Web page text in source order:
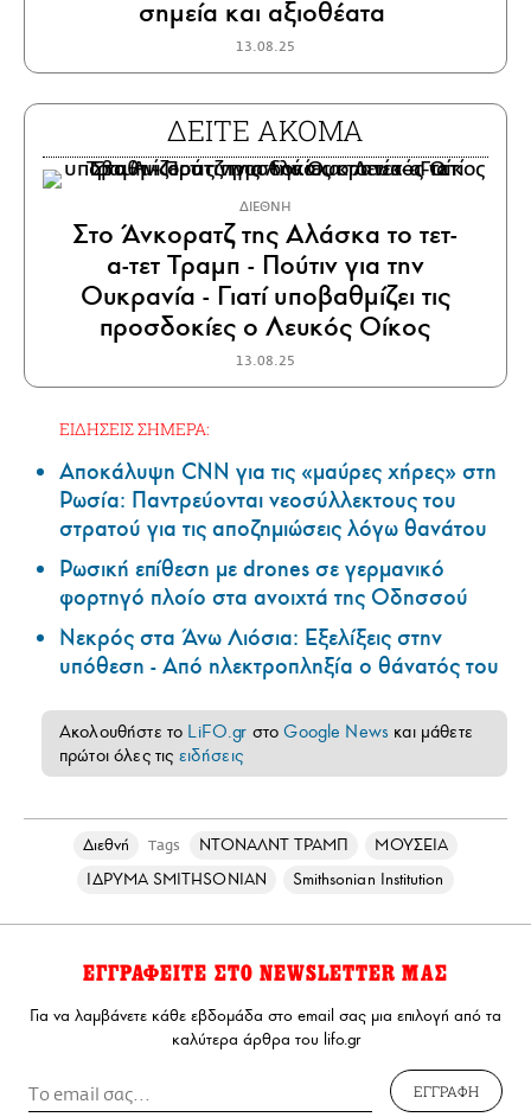
σημεία και αξιοθέατα
13.08.25
ΔΕΙΤΕ ΑΚΟΜΑ
ΔΙΕΘΝΗ
Στο Άνκορατζ της Αλάσκα το τετ-
α-τετ Τραμπ - Πούτιν για την
Ουκρανία - Γιατί υποβαθμίζει τις
προσδοκίες ο Λευκός Οίκος
13.08.25
ΕΙΔΗΣΕΙΣ ΣΗΜΕΡΑ:
Αποκάλυψη CNN για τις «μαύρες χήρες» στη
Ρωσία: Παντρεύονται νεοσύλλεκτους του
στρατού για τις αποζημιώσεις λόγω θανάτου
Ρωσική επίθεση με drones σε γερμανικό
φορτηγό πλοίο στα ανοιχτά της Οδησσού
Νεκρός στα Άνω Λιόσια: Εξελίξεις στην
υπόθεση - Από ηλεκτροπληξία ο θάνατός του
Ακολουθήστε το LiFO.gr στοGoogle News και μάθετε
πρώτοι όλες τις ειδήσεις
Διεθνή Tags ΝΤΟΝΑΛΝΤ ΤΡΑΜΠ
ΜΟΥΣΕΙΑ
ΙΔΡΥΜΑ SMITHSONIAN
Smithsonian Institution
ΕΓΓΡΑΦΕΙΤΕ ΣΤΟ NEWSLETTER ΜΑΣ
Για να λαμβάνετε κάθε εβδομάδα στο email σας μια επιλογή από τα
καλύτερα άρθρα του lifo.gr
ΕΓΓΡΑΦΗ